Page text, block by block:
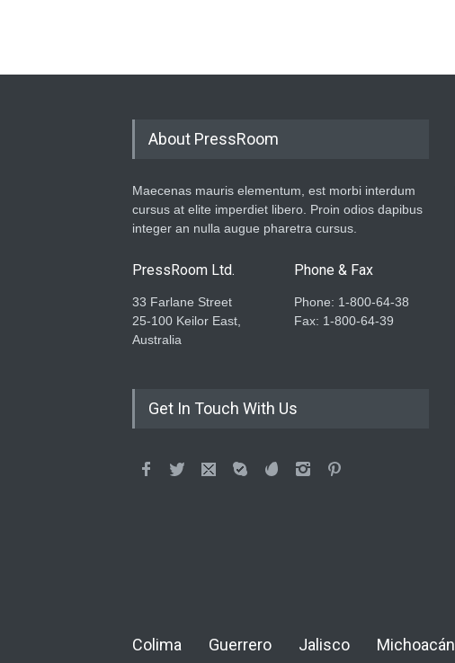
About PressRoom
Maecenas mauris elementum, est morbi interdum
cursus at elite imperdiet libero. Proin odios dapibus
integer an nulla augue pharetra cursus.
PressRoom Ltd.
33 Farlane Street
25-100 Keilor East,
Australia
Phone & Fax
Phone: 1-800-64-38
Fax: 1-800-64-39
Get In Touch With Us
Colima Guerrero Jalisco Michoacán